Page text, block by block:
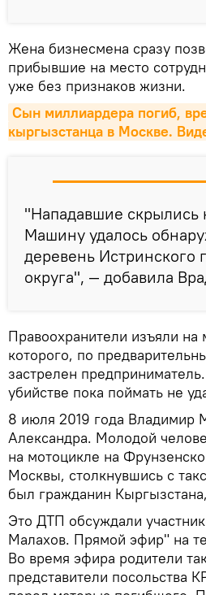
Жена бизнесмена сразу
прибывшие на место
уже без признаков жизни.
Сын миллиардера погиб,
кыргызстанца в Москве.
"Нападавшие скрылись
Машину удалось
деревень Истринского
округа", — добавила
Правоохранители изъяли на
которого, по
застрелен
убийстве пока поймать не
8 июля 2019 года Владимир
Александра. Молодой
на мотоцикле на
Москвы, столкнувшись с
был гражданин
Это ДТП обсуждали
Малахов. Прямой эфир" на
Во время эфира родители
представители посольства